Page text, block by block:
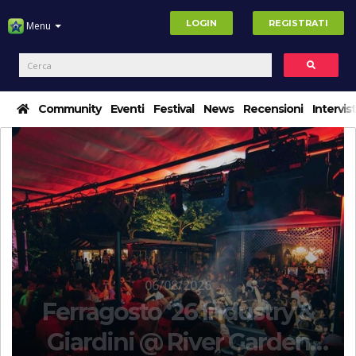
Menu LOGIN REGISTRATI
Community Eventi Festival News Recensioni
06/08/2026
Ferragosto ‘26 Industry &
Giardini @ River Garden